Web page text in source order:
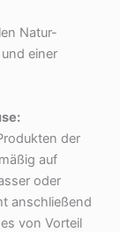
Natur-
einer
der
auf
oder
anschließend
von Vorteil